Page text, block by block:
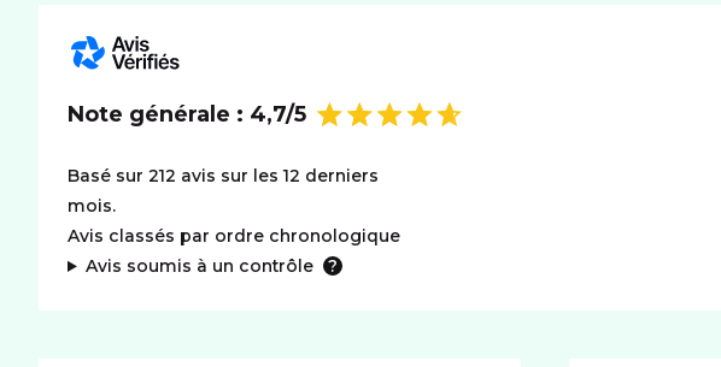
Note générale : 4,7/5
Basé sur 212 avis sur les 12 derniers
mois.
Avis classés par ordre chronologique
Avis soumis à un contrôle